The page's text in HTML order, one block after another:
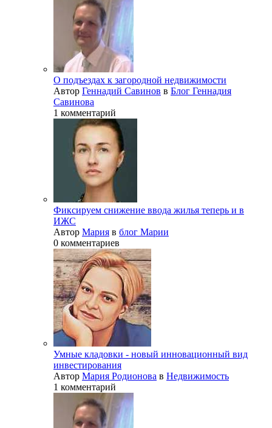
О подъездах к загородной недвижимости
Автор Геннадий Савинов в Блог Геннадия
Савинова
1 комментарий
Фиксируем снижение ввода жилья теперь и в
ИЖС
Автор Мария в блог Марии
0 комментариев
Умные кладовки - новый инновационный вид
инвестирования
Автор Мария Родионова в Недвижимость
1 комментарий